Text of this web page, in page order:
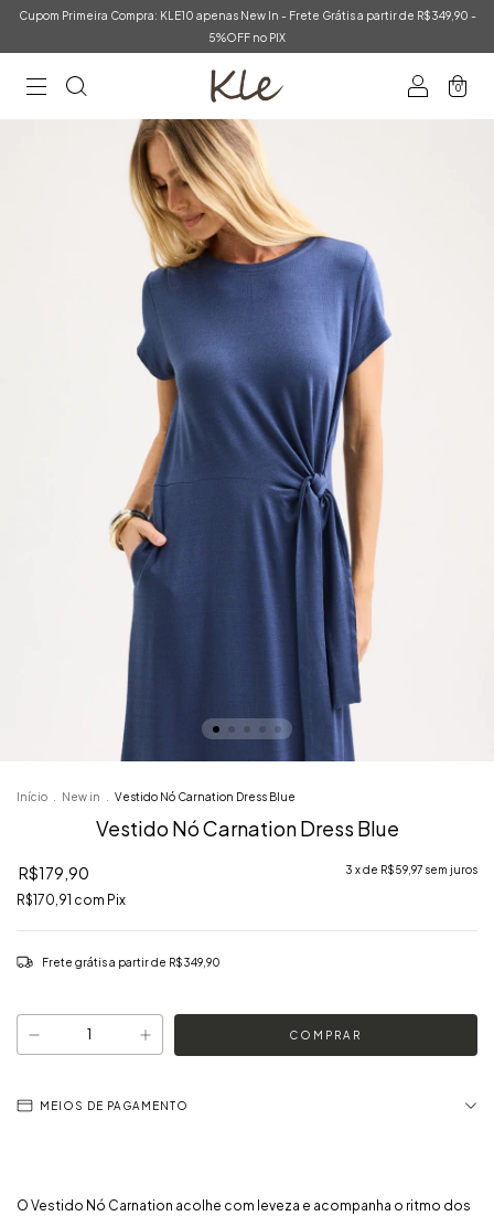
Cupom Primeira Compra: KLE10 apenas New In - Frete Grátis a partir de R$349,90 -
5%OFF no PIX
0
Início ‎New in Vestido Nó Carnation Dress Blue
Vestido Nó Carnation Dress Blue
R$179,90 3 x de R$59,97 sem juros
R$170,91 com Pix
Frete grátisa partir de R$349,90
MEIOS DE PAGAMENTO
O Vestido Nó Carnation acolhe com leveza e acompanha o ritmo dos